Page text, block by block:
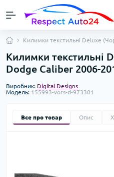
Килимки текстильні Deluxe
Килимки текстильні
Dodge Caliber 2006-
Виробник: Digital Designs
Модель: 155993-vors-d-973301
Все про товар Опис